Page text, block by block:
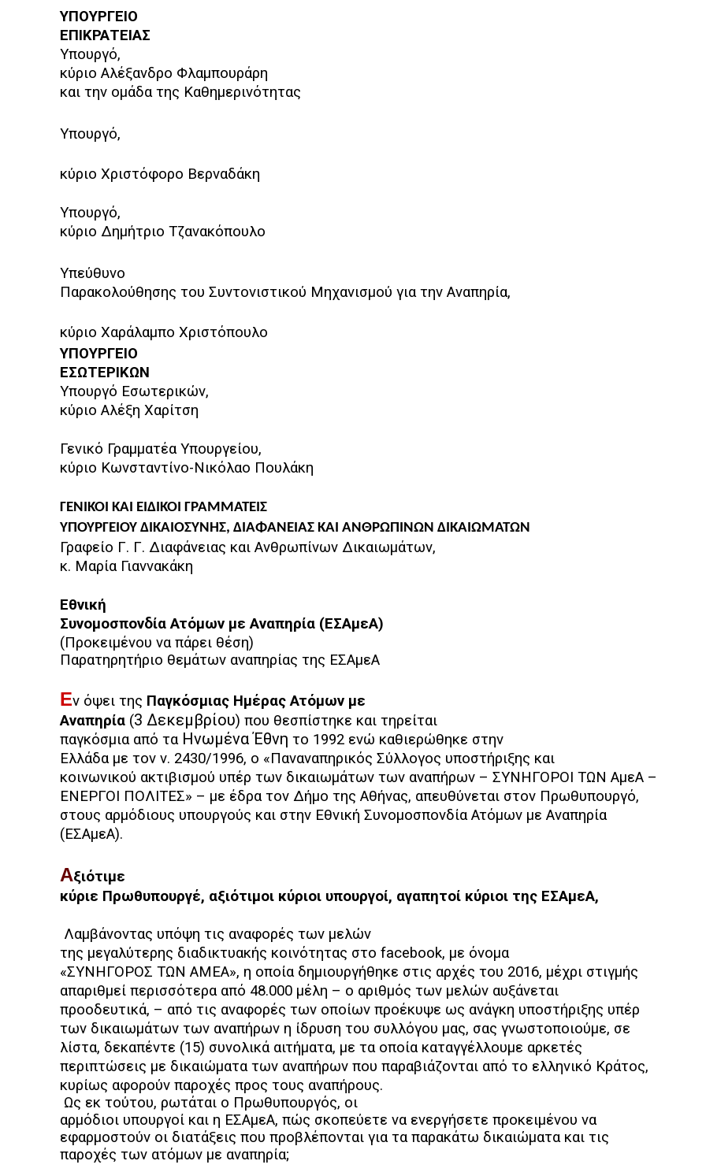
ΥΠΟΥΡΓΕΙΟ
ΕΠΙΚΡΑΤΕΙΑΣ
Υπουργό,
κύριο Αλέξανδρο Φλαμπουράρη
και την ομάδα της Καθημερινότητας
Υπουργό,
κύριο Χριστόφορο Βερναδάκη
Υπουργό,
κύριο Δημήτριο Τζανακόπουλο
Υπεύθυνο
Παρακολούθησης του Συντονιστικού Μηχανισμού για την Αναπηρία,
κύριο Χαράλαμπο Χριστόπουλο
ΥΠΟΥΡΓΕΙΟ
ΕΣΩΤΕΡΙΚΩΝ
Υπουργό Εσωτερικών,
κύριο Αλέξη Χαρίτση
Γενικό Γραμματέα Υπουργείου,
κύριο Κωνσταντίνο-Νικόλαο Πουλάκη
ΓΕΝΙΚΟΙ ΚΑΙ ΕΙΔΙΚΟΙ ΓΡΑΜΜΑΤΕΙΣ
ΥΠΟΥΡΓΕΙΟΥ ΔΙΚΑΙΟΣΥΝΗΣ, ΔΙΑΦΑΝΕΙΑΣ ΚΑΙ ΑΝΘΡΩΠΙΝΩΝ ΔΙΚΑΙΩΜΑΤΩΝ
Γραφείο Γ. Γ. Διαφάνειας και Ανθρωπίνων Δικαιωμάτων,
κ. Μαρία Γιαννακάκη
Εθνική
Συνομοσπονδία Ατόμων με Αναπηρία (ΕΣΑμεΑ)
(Προκειμένου να πάρει θέση)
Παρατηρητήριο θεμάτων αναπηρίας της ΕΣΑμεΑ
Εν όψει της Παγκόσμιας Ημέρας Ατόμων με
Αναπηρία (3 Δεκεμβρίου) που θεσπίστηκε και τηρείται
παγκόσμια από τα Ηνωμένα Έθνη το 1992 ενώ καθιερώθηκε στην
Ελλάδα με τον ν. 2430/1996, ο «Παναναπηρικός Σύλλογος υποστήριξης και
κοινωνικού ακτιβισμού υπέρ των δικαιωμάτων των αναπήρων – ΣΥΝΗΓΟΡΟΙ ΤΩΝ ΑμεΑ –
ΕΝΕΡΓΟΙ ΠΟΛΙΤΕΣ» – με έδρα τον Δήμο της Αθήνας, απευθύνεται στον Πρωθυπουργό,
στους αρμόδιους υπουργούς και στην Εθνική Συνομοσπονδία Ατόμων με Αναπηρία
(ΕΣΑμεΑ).
Αξιότιμε
κύριε Πρωθυπουργέ, αξιότιμοι κύριοι υπουργοί, αγαπητοί κύριοι της ΕΣΑμεΑ,
Λαμβάνοντας υπόψη τις αναφορές των μελών
της μεγαλύτερης διαδικτυακής κοινότητας στο facebook, με όνομα
«ΣΥΝΗΓΟΡΟΣ ΤΩΝ ΑΜΕΑ», η οποία δημιουργήθηκε στις αρχές του 2016, μέχρι στιγμής
απαριθμεί περισσότερα από 48.000 μέλη – ο αριθμός των μελών αυξάνεται
προοδευτικά, – από τις αναφορές των οποίων προέκυψε ως ανάγκη υποστήριξης υπέρ
των δικαιωμάτων των αναπήρων η ίδρυση του συλλόγου μας, σας γνωστοποιούμε, σε
λίστα, δεκαπέντε (15) συνολικά αιτήματα, με τα οποία καταγγέλλουμε αρκετές
περιπτώσεις με δικαιώματα των αναπήρων που παραβιάζονται από το ελληνικό Κράτος,
κυρίως αφορούν παροχές προς τους αναπήρους.
Ως εκ τούτου, ρωτάται ο Πρωθυπουργός, οι
αρμόδιοι υπουργοί και η ΕΣΑμεΑ, πώς σκοπεύετε να ενεργήσετε προκειμένου να
εφαρμοστούν οι διατάξεις που προβλέπονται για τα παρακάτω δικαιώματα και τις
παροχές των ατόμων με αναπηρία;